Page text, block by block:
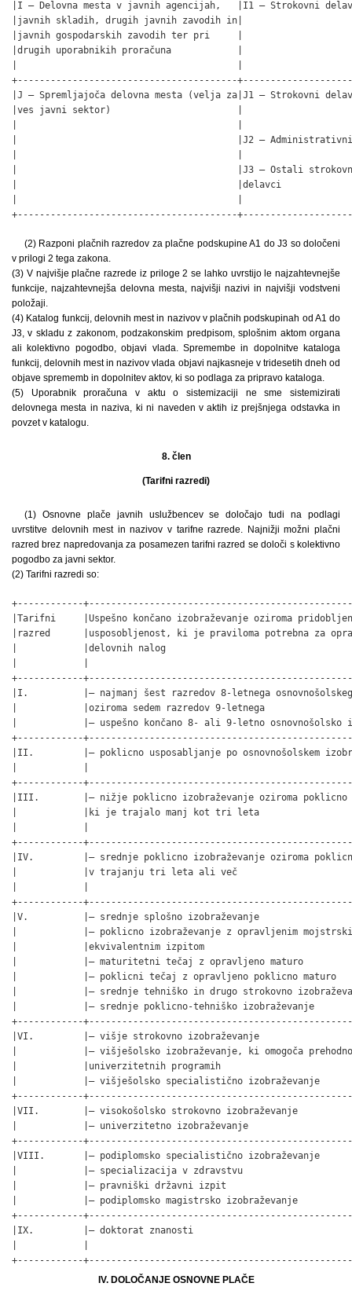
|I – Delovna mesta v javnih agencijah,   |I1 – Strokovni
|javnih skladih, drugih javnih zavodih in|
|javnih gospodarskih zavodih ter pri     |
|drugih uporabnikih proračuna            |
+----------------------------------------
|J – Spremljajoča delovna mesta (velja za|J1 – Strokovni
|ves javni sektor)                       |
|                                        |J2 –
|                                        |J3 – Ostali
|                                        |delavci
+----------------------------------------
(2) Razponi plačnih razredov za plačne podskupine A1 do J3 so določeni
v prilogi 2 tega zakona.
(3) V najvišje plačne razrede iz priloge 2 se lahko uvrstijo le najzahtevnejše
funkcije, najzahtevnejša delovna mesta, najvišji nazivi in najvišji vodstveni
položaji.
(4) Katalog funkcij, delovnih mest in nazivov v plačnih podskupinah od A1 do
J3, v skladu z zakonom, podzakonskim predpisom, splošnim aktom organa
ali kolektivno pogodbo, objavi vlada. Spremembe in dopolnitve kataloga
funkcij, delovnih mest in nazivov vlada objavi najkasneje v tridesetih dneh od
objave sprememb in dopolnitev aktov, ki so podlaga za pripravo kataloga.
(5) Uporabnik proračuna v aktu o sistemizaciji ne sme sistemizirati
delovnega mesta in naziva, ki ni naveden v aktih iz prejšnjega odstavka in
povzet v katalogu.
8. člen
(Tarifni razredi)
(1) Osnovne plače javnih uslužbencev se določajo tudi na podlagi
uvrstitve delovnih mest in nazivov v tarifne razrede. Najnižji možni plačni
razred brez napredovanja za posamezen tarifni razred se določi s kolektivno
pogodbo za javni sektor.
(2) Tarifni razredi so:
+------------
|Tarifni     |Uspešno končano izobraževanje oziroma
|razred      |usposobljenost, ki je praviloma potrebna za
|            |delovnih nalog
+------------
|I.          |– najmanj šest razredov 8-letnega
|            |oziroma sedem razredov 9-letnega
|            |– uspešno končano 8- ali 9-letno osnovnošolsko
+------------
|II.         |– poklicno usposabljanje po osnovnošolskem
+------------
|III.        |– nižje poklicno izobraževanje oziroma poklicno
|            |ki je trajalo manj kot tri leta
+------------
|IV.         |– srednje poklicno izobraževanje oziroma
|            |v trajanju tri leta ali več
+------------
|V.          |– srednje splošno izobraževanje
|            |– poklicno izobraževanje z opravljenim
|            |ekvivalentnim izpitom
|            |– maturitetni tečaj z opravljeno maturo
|            |– poklicni tečaj z opravljeno poklicno
|            |– srednje tehniško in drugo strokovno
|            |– srednje poklicno-tehniško izobraževanje
+------------
|VI.         |– višje strokovno izobraževanje
|            |– višješolsko izobraževanje, ki omogoča
|            |univerzitetnih programih
|            |– višješolsko specialistično
+------------
|VII.        |– visokošolsko strokovno izobraževanje
|            |– univerzitetno izobraževanje
+------------
|VIII.       |– podiplomsko specialistično
|            |– specializacija v zdravstvu
|            |– pravniški državni izpit
|            |– podiplomsko magistrsko izobraževanje
+------------
|IX.         |– doktorat znanosti
+------------
IV. DOLOČANJE OSNOVNE PLAČE